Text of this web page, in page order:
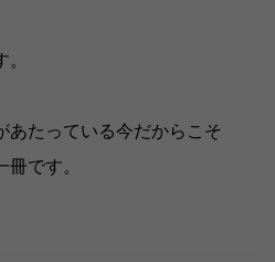
あたっている今だからこそ
です。